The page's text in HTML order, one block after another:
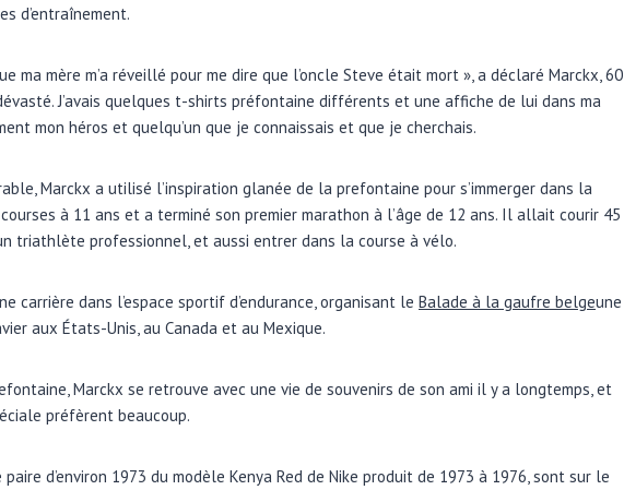
d’entraînement.
ma mère m’a réveillé pour me dire que l’oncle Steve était mort », a déclaré Marckx, 60
dévasté. J’avais quelques t-shirts préfontaine différents et une affiche de lui dans ma
mon héros et quelqu’un que je connaissais et que je cherchais.
Marckx a utilisé l’inspiration glanée de la prefontaine pour s’immerger dans la
à 11 ans et a terminé son premier marathon à l’âge de 12 ans. Il allait courir 45
triathlète professionnel, et aussi entrer dans la course à vélo.
carrière dans l’espace sportif d’endurance, organisant le Balade à la gaufre belgeune
aux États-Unis, au Canada et au Mexique.
Marckx se retrouve avec une vie de souvenirs de son ami il y a longtemps, et
préfèrent beaucoup.
d’environ 1973 du modèle Kenya Red de Nike produit de 1973 à 1976, sont sur le